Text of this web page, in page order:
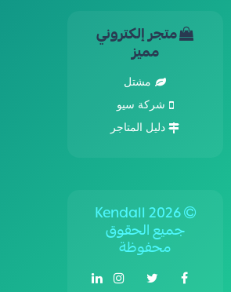
متجر إلكتروني
مميز
مشتل
شركة سيو
دليل المتاجر
Kendall 2026
جميع الحقوق
محفوظة